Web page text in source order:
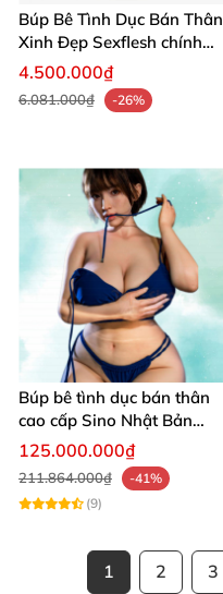
Búp Bê Tình Dục Bán Thân
Xinh Đẹp Sexflesh chính
hãng Nhật
4.500.000₫
6.081.000₫ -26%
Búp bê tình dục bán thân
cao cấp Sino Nhật Bản
93cm siêu thực
125.000.000₫
211.864.000₫
-41%
(9)
1 2 3